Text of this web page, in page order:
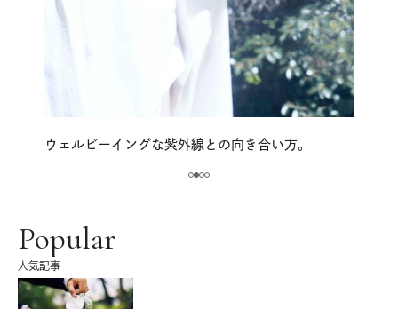
ウェルビーイングな紫外線との向き合い方。
Popular
人気記事